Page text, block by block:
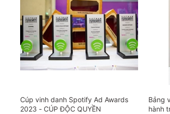
Cúp vinh danh Spotify Ad Awards
2023 - CÚP ĐỘC QUYỀN
Bảng
hành